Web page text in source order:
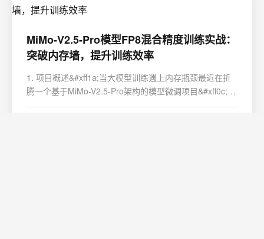
MiMo-V2.5-Pro模型FP8混合精度训练实战：
突破内存墙，提升训练效率
1. 项目概述&#xff1a;当大模型训练遇上内存瓶颈最近在折
腾一个基于MiMo-V2.5-Pro架构的模型微调项目&#xff0c;相